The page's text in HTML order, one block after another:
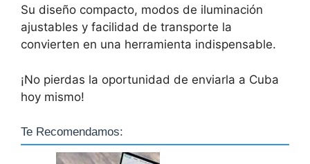
Su diseño compacto, modos de iluminación
ajustables y facilidad de transporte la
convierten en una herramienta indispensable.
¡No pierdas la oportunidad de enviarla a Cuba
hoy mismo!
Te Recomendamos: